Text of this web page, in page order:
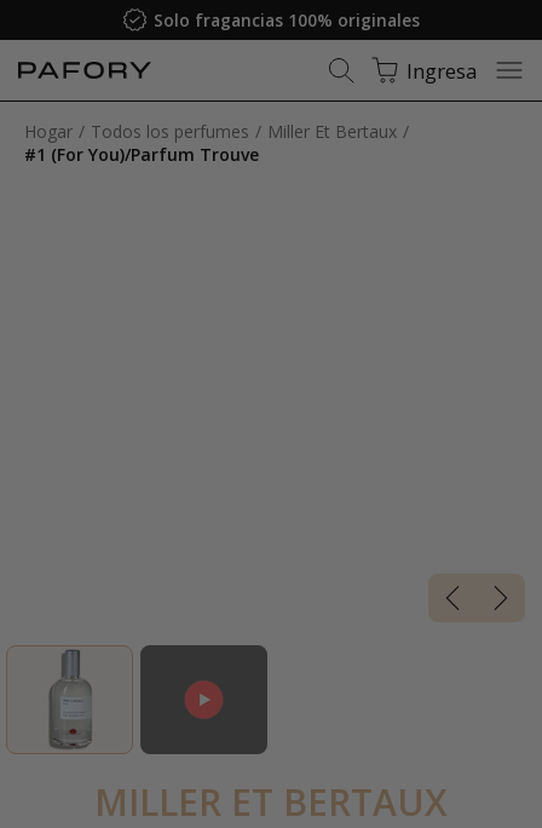
Solo fragancias 100% originales
Ingresa
Hogar Todos los perfumes
Miller Et Bertaux
#1 (For You)/Parfum Trouve
MILLER ET BERTAUX